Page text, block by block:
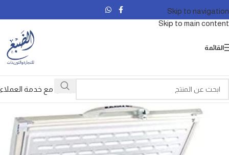
Skip to navigation
Skip to main content
القائمة
تواصل مع خدمة العملاء